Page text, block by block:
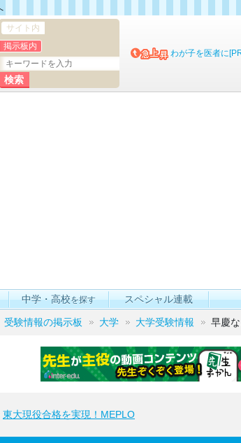
サイト内
掲示板内
わが子を医者に
中学・高校を探す スペシャル連載
受験情報の掲示板 大学 大学受験情報 早慶
東大現役合格を実現！MEPLO